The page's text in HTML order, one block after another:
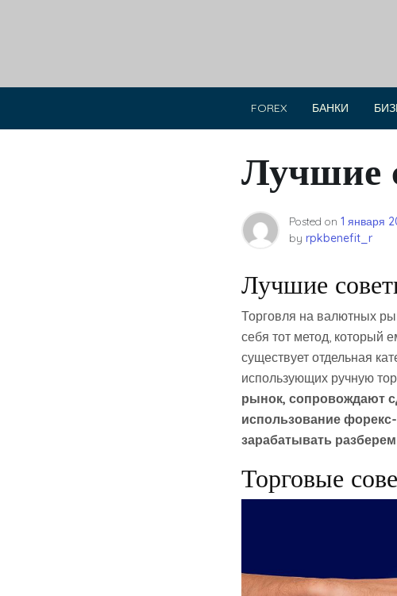
FOREX БАНКИ
Лучшие
Posted on 1 января
by rpkbenefit_r
Лучшие
Торговля на валютных
себя тот метод, который
существует отдельная
использующих ручную
рынок, сопровождают
использование
зарабатывать разберем
Торговые